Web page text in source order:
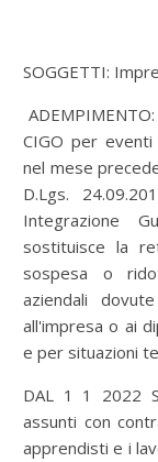
SOGGETTI:
CIGO per
nel mese
D.Lgs.
Integrazione
sostituisce la
sospesa o
aziendali
all'impresa o ai
e per situazioni
DAL 1 1 2022
assunti con
apprendisti e i